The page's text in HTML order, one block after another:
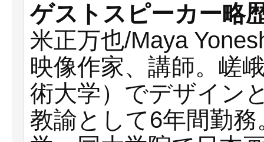
ゲストスピーカー略
米正万也/Maya
映像作家、講師。嵯
術大学）でデザイン
教諭として6年間勤